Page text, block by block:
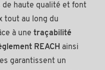
haute qualité et font
tout au long du
à une traçabilité
REACH ainsi
garantissent un